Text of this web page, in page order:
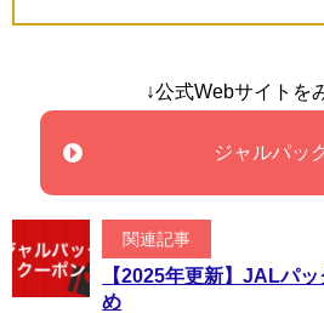
↓公式Webサイトを
ジャルパッ
関連記事
【2025年更新】JALパ
め